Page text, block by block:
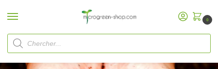
0
Microgreen Substrat